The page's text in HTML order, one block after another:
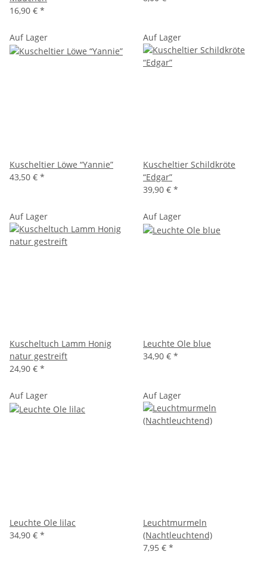
16,90 € *
Auf Lager
Kuscheltier Löwe “Yannie”
43,50 € *
Auf Lager
Kuscheltier Schildkröte
“Edgar”
39,90 € *
Auf Lager
Kuscheltuch Lamm Honig
natur gestreift
24,90 € *
Auf Lager
Leuchte Ole blue
34,90 € *
Auf Lager
Leuchte Ole lilac
34,90 € *
Auf Lager
Leuchtmurmeln
(Nachtleuchtend)
7,95 € *